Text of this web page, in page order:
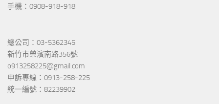
手機：0908-918-918
總公司：03-5362345
新竹市榮濱南路356號
o913258225@gmail.com
申訴專線：0913-258-225
統一編號：82239902